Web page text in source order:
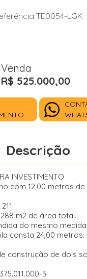
TE0054-LGK
Venda
R$ 525.000,00
Descrição
INVESTIMENTO
com 12,00 metros
m2 de área total.
do mesmo
consta 24,00 metros.
construção de dois
3